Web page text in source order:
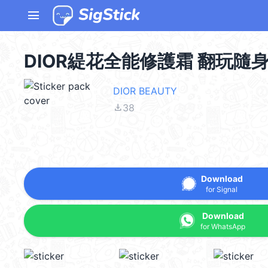
menu
DIOR緹花全能修護霜 翻玩隨
DIOR BEAUTY
file_download38
Download
for Signal
Download
for WhatsApp